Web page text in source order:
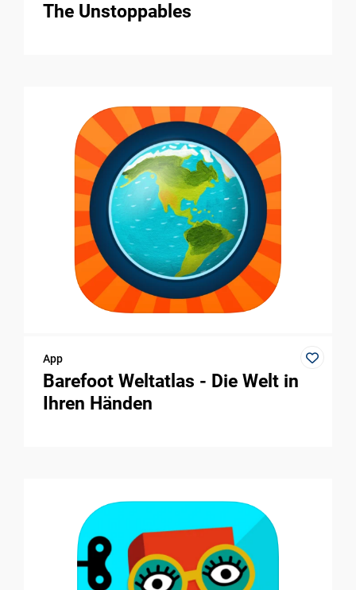
The Unstoppables
App
Barefoot Weltatlas - Die Welt in
Ihren Händen